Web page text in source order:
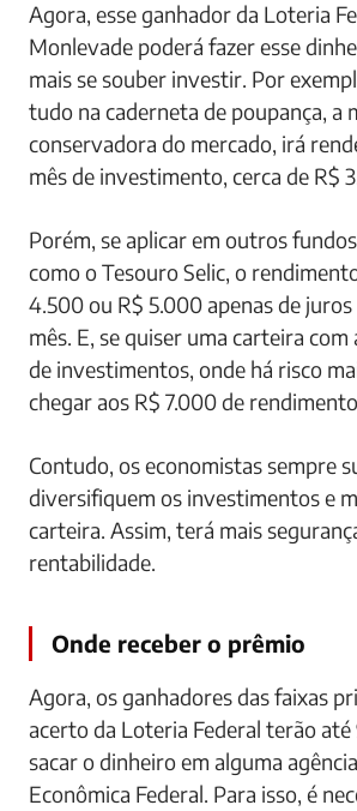
Agora, esse ganhador da Loteria
Monlevade poderá fazer esse
mais se souber investir. Por
tudo na caderneta de poupança, a
conservadora do mercado, irá
mês de investimento, cerca de R$
Porém, se aplicar em outros
como o Tesouro Selic, o
4.500 ou R$ 5.000 apenas de
mês. E, se quiser uma carteira com
de investimentos, onde há risco
chegar aos R$ 7.000 de
Contudo, os economistas sempre
diversifiquem os investimentos e
carteira. Assim, terá mais
rentabilidade.
Onde receber o prêmio
Agora, os ganhadores das faixas
acerto da Loteria Federal terão até
sacar o dinheiro em alguma
Econômica Federal. Para isso, é